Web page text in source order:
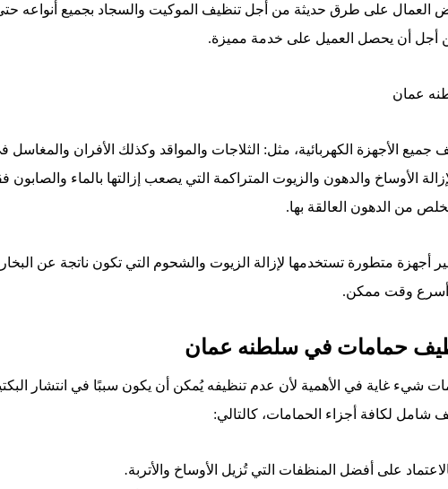
العمال على طرق حديثة من أجل تنظيف الموكيت والسجاد بجميع أنواعه حتى
أجل أن يحصل العميل على خدمة مميزة.
عمان
الأجهزة الكهربائية، مثل: الثلاجات والمواقد وكذلك الأفران
الأوساخ والدهون والزيوت المتراكمة التي يصعب إزالتها بالماء
من الدهون العالقة بها.
أجهزة متطورة تستخدمها لإزالة الزيوت والشحوم التي تكون ناتجة عن
أسرع وقت ممكن.
حمامات في سلطنه عمان
شيء غاية في الأهمية لأن عدم تنظيفه يُمكن أن يكون سببًا في انتشار
لكافة أجزاء الحمامات، كالتالي:
على أفضل المنظفات التي تُزيل الأوساخ والأتربة.